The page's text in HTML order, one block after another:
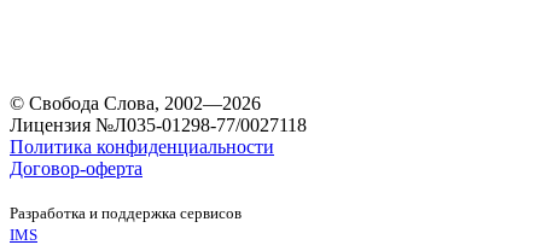
© Свобода Слова, 2002—2026
Лицензия №Л035-01298-77/0027118
Политика конфиденциальности
Договор-оферта
Разработка и поддержка сервисов
IMS